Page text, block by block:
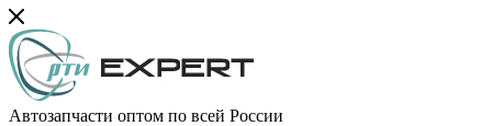
Автозапчасти оптом по всей России